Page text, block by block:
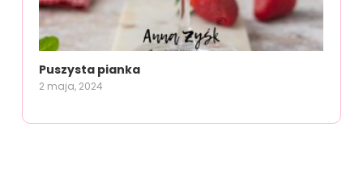
Puszysta pianka
2 maja, 2024